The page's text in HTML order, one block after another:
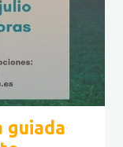
guiada